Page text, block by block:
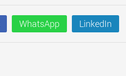
WhatsApp LinkedIn